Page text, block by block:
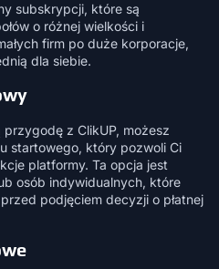
subskrypcji, które są
o różnej wielkości i
firm po duże korporacje,
dla siebie.
z ClikUP, możesz
startowego, który pozwoli Ci
platformy. Ta opcja jest
osób indywidualnych, które
podjęciem decyzji o płatnej